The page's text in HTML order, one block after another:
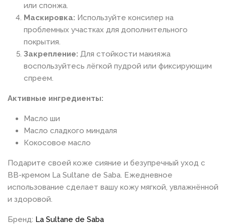
или спонжа.
Маскировка: Используйте консилер на
проблемных участках для дополнительного
покрытия.
Закрепление: Для стойкости макияжа
воспользуйтесь лёгкой пудрой или фиксирующим
спреем.
Активные ингредиенты:
Масло ши
Масло сладкого миндаля
Кокосовое масло
Подарите своей коже сияние и безупречный уход с
BB-кремом La Sultane de Saba. Ежедневное
использование сделает вашу кожу мягкой, увлажнённой
и здоровой.
Бренд: La Sultane de Saba